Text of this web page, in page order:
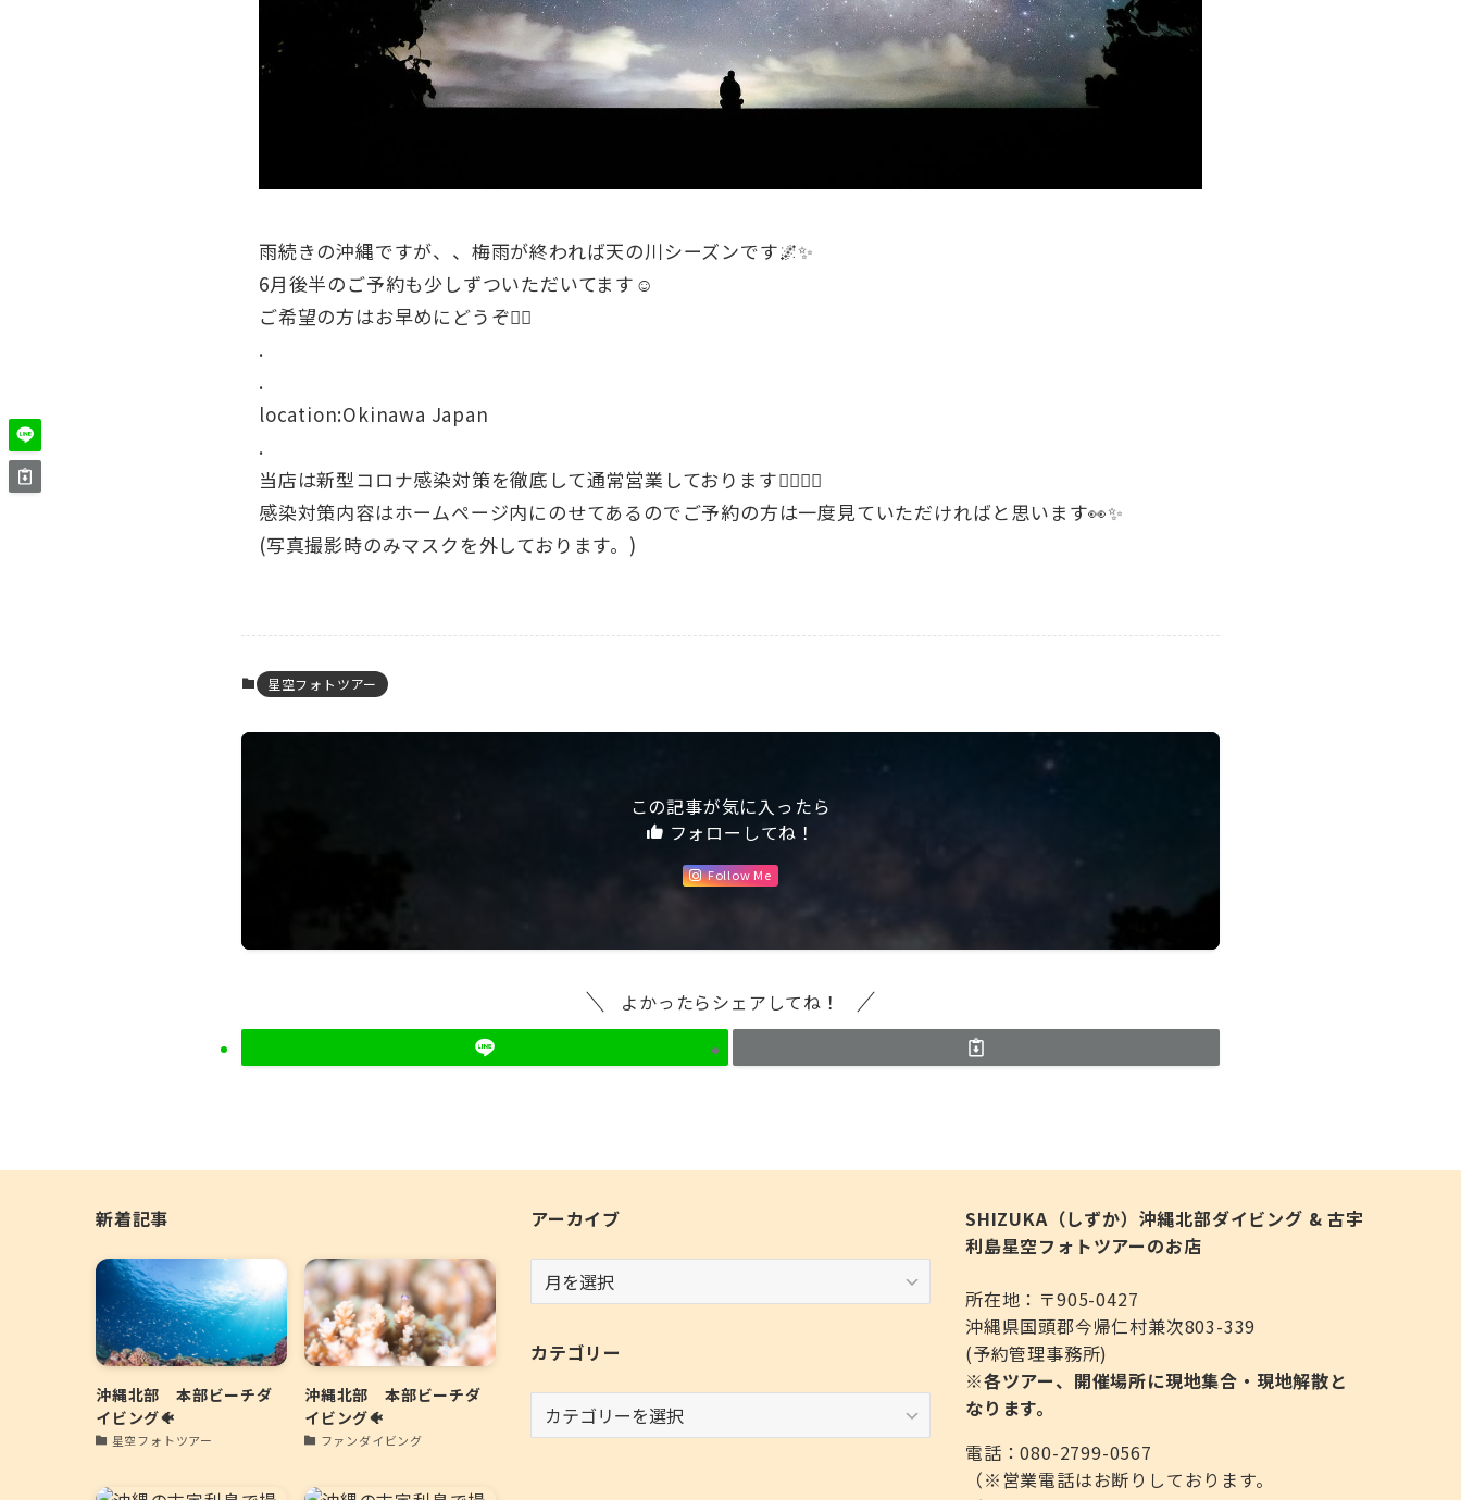
雨続きの沖縄ですが、、梅雨が終われば天の川シーズンです🌌✨
6月後半のご予約も少しずついただいてます☺️
ご希望の方はお早めにどうぞ🙆‍♂️
.
.
location:Okinawa Japan
.
当店は新型コロナ感染対策を徹底して通常営業しております🙆‍♂️🙆‍♀️
感染対策内容はホームページ内にのせてあるのでご予約の方は一度見ていただければと思います👀✨
(写真撮影時のみマスクを外しております。)
星空フォトツアー
この記事が気に入ったら
フォローしてね！
Follow Me
よかったらシェアしてね！
新着記事
沖縄北部 本部ビーチダ
イビング🐠
星空フォトツアー
沖縄北部 本部ビーチダ
イビング🐠
ファンダイビング
アーカイブ
ー
イ
カテゴリー
テ
SHIZUKA（しずか）沖縄北部ダイビング & 古宇
利島星空フォトツアーのお店
所在地：〒905-0427
沖縄県国頭郡今帰仁村兼次803-339
(予約管理事務所)
※各ツアー、開催場所に現地集合・現地解散と
なります。
電話：080-2799-0567
（※営業電話はお断りしております。